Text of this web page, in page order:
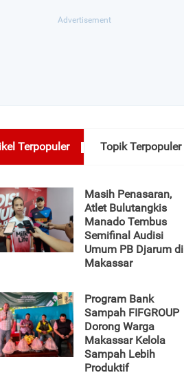
Terpopuler Topik Terpopuler
Masih Penasaran,
Atlet Bulutangkis
Manado Tembus
Semifinal Audisi
Umum PB Djarum di
Makassar
Program Bank
Sampah FIFGROUP
Dorong Warga
Makassar Kelola
Sampah Lebih
Produktif